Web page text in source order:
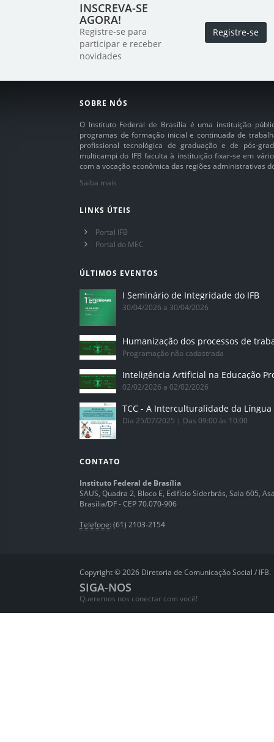
INSCREVA-SE
AGORA!
Registre-se para
participar e receber
novidades
Registre-se
SOBRE NÓS
O Instituto Federal de Brasília é uma instituição
programas de formação inicial e continuada de
profissional tecnológica de graduação e de pós-
multicampi do IFB faculta à instituição fixar-se em
com a vocação econômica das regiões administrativas
Saiba mais
LINKS ÚTEIS
Portal IFB
Portal do MEC
ÚLTIMOS EVENTOS
I Seminário de Integridade do IFB
30/04/2026 a 30/04/2026
Humanização dos processos de
Programação não cadastrada
02/02/2026 a 02/02/2026
Dia 25/07/2025 | Das 09:00 às 10:00
CONTATO
Instituto Federal de Brasília
SAUS, Quadra 2, Bloco E, Edifício Siderbrás, Sala 605,
Brasília/DF - CEP 70.070-906
Telefone: (61) 2103-2154
Copyright © 2026 Diretoria de Comunicação Social / IFB.
SIGA-NOS
Queremos nos conectar com você!